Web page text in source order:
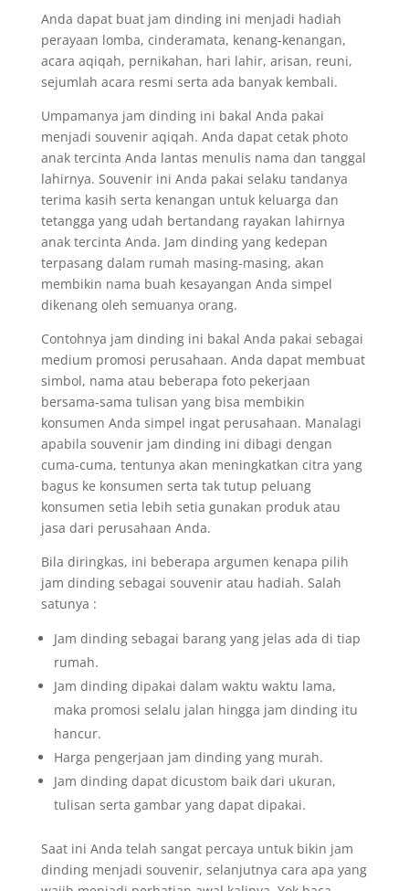
Anda dapat buat jam dinding ini menjadi hadiah
perayaan lomba, cinderamata, kenang-kenangan,
acara aqiqah, pernikahan, hari lahir, arisan, reuni,
sejumlah acara resmi serta ada banyak kembali.
Umpamanya jam dinding ini bakal Anda pakai
menjadi souvenir aqiqah. Anda dapat cetak photo
anak tercinta Anda lantas menulis nama dan tanggal
lahirnya. Souvenir ini Anda pakai selaku tandanya
terima kasih serta kenangan untuk keluarga dan
tetangga yang udah bertandang rayakan lahirnya
anak tercinta Anda. Jam dinding yang kedepan
terpasang dalam rumah masing-masing, akan
membikin nama buah kesayangan Anda simpel
dikenang oleh semuanya orang.
Contohnya jam dinding ini bakal Anda pakai sebagai
medium promosi perusahaan. Anda dapat membuat
simbol, nama atau beberapa foto pekerjaan
bersama-sama tulisan yang bisa membikin
konsumen Anda simpel ingat perusahaan. Manalagi
apabila souvenir jam dinding ini dibagi dengan
cuma-cuma, tentunya akan meningkatkan citra yang
bagus ke konsumen serta tak tutup peluang
konsumen setia lebih setia gunakan produk atau
jasa dari perusahaan Anda.
Bila diringkas, ini beberapa argumen kenapa pilih
jam dinding sebagai souvenir atau hadiah. Salah
satunya :
Jam dinding sebagai barang yang jelas ada di tiap
rumah.
Jam dinding dipakai dalam waktu waktu lama,
maka promosi selalu jalan hingga jam dinding itu
hancur.
Harga pengerjaan jam dinding yang murah.
Jam dinding dapat dicustom baik dari ukuran,
tulisan serta gambar yang dapat dipakai.
Saat ini Anda telah sangat percaya untuk bikin jam
dinding menjadi souvenir, selanjutnya cara apa yang